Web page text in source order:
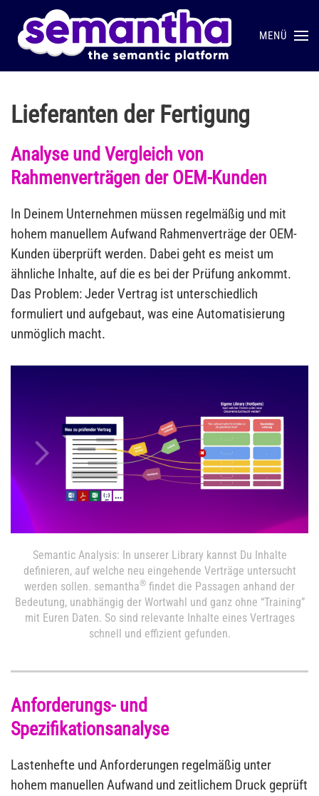
Skip to main content MENÜ
Lieferanten der Fertigung
Analyse und Vergleich von
Rahmenverträgen der OEM-Kunden
In Deinem Unternehmen müssen regelmäßig und mit
hohem manuellem Aufwand Rahmenverträge der OEM-
Kunden überprüft werden. Dabei geht es meist um
ähnliche Inhalte, auf die es bei der Prüfung ankommt.
Das Problem: Jeder Vertrag ist unterschiedlich
formuliert und aufgebaut, was eine Automatisierung
unmöglich macht.
Semantic Analysis: In unserer Library kannst Du Inhalte
definieren, auf welche neu eingehende Verträge untersucht
werden sollen. semantha® findet die Passagen anhand der
Bedeutung, unabhängig der Wortwahl und ganz ohne “Training”
mit Euren Daten. So sind relevante Inhalte eines Vertrages
schnell und effizient gefunden.
Anforderungs- und
Spezifikationsanalyse
Lastenhefte und Anforderungen regelmäßig unter
hohem manuellen Aufwand und zeitlichem Druck geprüft